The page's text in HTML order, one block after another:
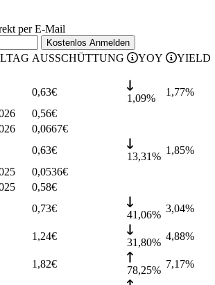
per E-Mail
Kostenlos Anmelden
AUSSCHÜTTUNG YOY YIELD
0,63€
1,09%
1,77%
0,56€
0,0667€
0,63€
13,31%
1,85%
0,0536€
0,58€
0,73€
41,06%
3,04%
1,24€
31,80%
4,88%
1,82€
78,25%
7,17%